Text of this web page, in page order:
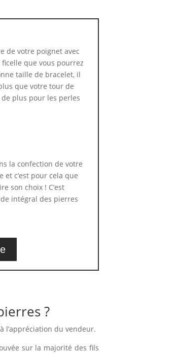
de votre poignet avec
ficelle que vous pourrez
taille de bracelet, il
que votre tour de
plus pour les perles
la confection de votre
et c’est pour cela que
son choix ! C’est
intégral des pierres
?
l’appréciation du vendeur.
sur la majorité des fils